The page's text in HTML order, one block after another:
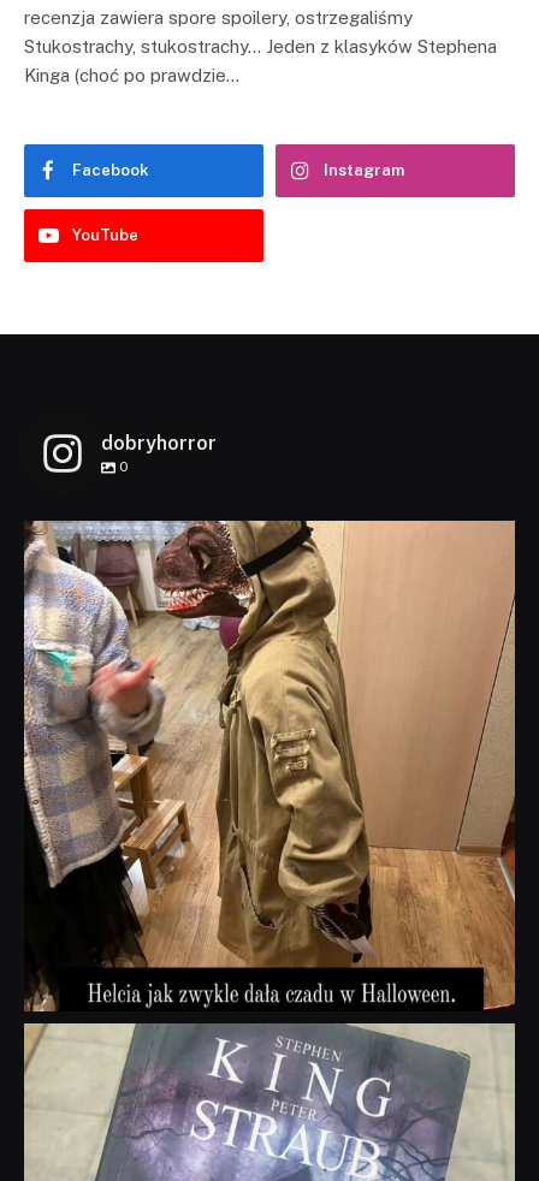
recenzja zawiera spore spoilery, ostrzegaliśmy
Stukostrachy, stukostrachy… Jeden z klasyków Stephena
Kinga (choć po prawdzie…
Facebook Instagram
YouTube
dobryhorror
0
dobryhorror
Lis 1
dobryhorror
Wrz 23